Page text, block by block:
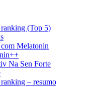
ranking (Top 5)
Melatonin
Na Sen Forte
– resumo